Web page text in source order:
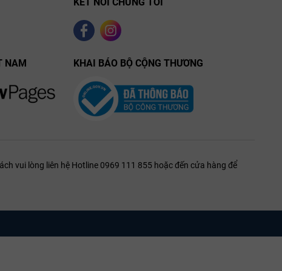
Cru
NAM KHAI BÁO BỘ CỘNG THƯƠNG
vui lòng liên hệ Hotline 0969 111 855 hoặc đến cửa hàng để